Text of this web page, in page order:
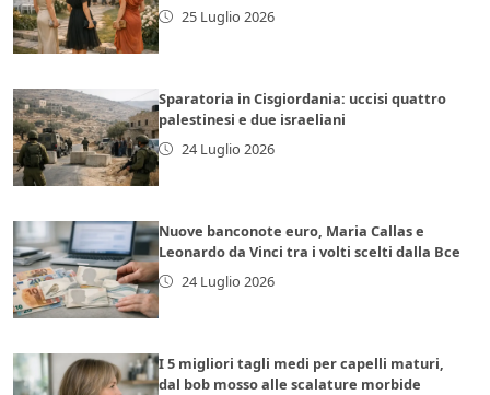
25 Luglio 2026
Sparatoria in Cisgiordania: uccisi quattro
palestinesi e due israeliani
24 Luglio 2026
Nuove banconote euro, Maria Callas e
Leonardo da Vinci tra i volti scelti dalla Bce
24 Luglio 2026
I 5 migliori tagli medi per capelli maturi,
dal bob mosso alle scalature morbide